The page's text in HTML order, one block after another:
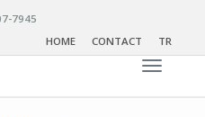
7945
HOME
CONTACT TR
Toggle